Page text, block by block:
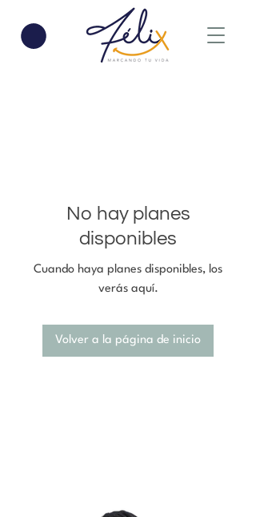
No hay planes
disponibles
Cuando haya planes disponibles, los
verás aquí.
Volver a la página de inicio